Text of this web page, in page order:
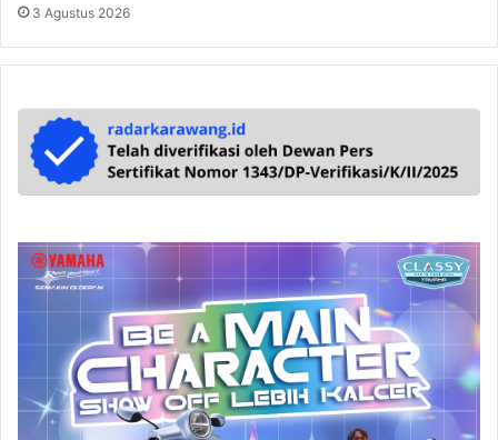
3 Agustus 2026